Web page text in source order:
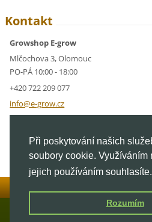
Při poskytování našich
soubory cookie. Využíváním
jejich používáním souhlasíte.
Rozumím
Kontakt
Growshop E-grow
Mlčochova 3, Olomouc
PO-PÁ 10:00 - 18:00
+420 722 209 077
info@e-grow.cz
IČ: 05928591
DIČ: CZ05928591
© 2026 E-grow.cz.